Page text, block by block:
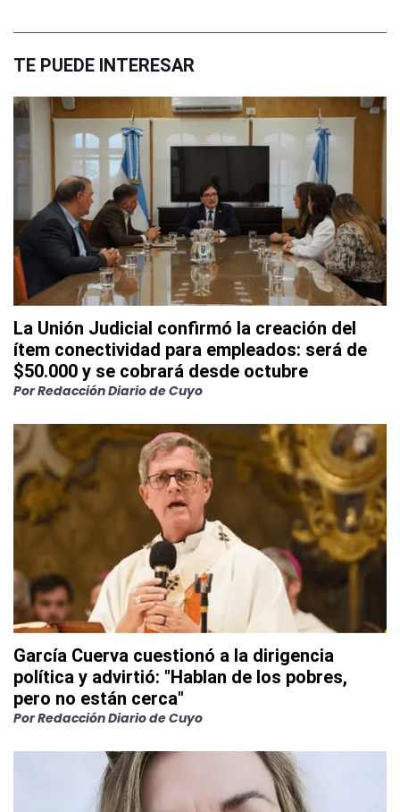
TE PUEDE INTERESAR
La Unión Judicial confirmó la creación del
ítem conectividad para empleados: será de
$50.000 y se cobrará desde octubre
PorRedacción Diario de Cuyo
García Cuerva cuestionó a la dirigencia
política y advirtió: "Hablan de los pobres,
pero no están cerca"
PorRedacción Diario de Cuyo